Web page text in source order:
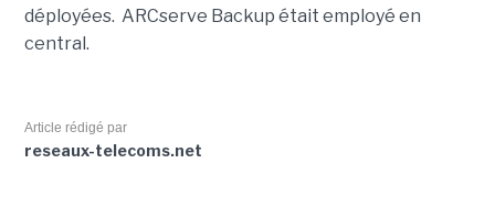
déployées. ARCserve Backup était employé en
central.
Article rédigé par
reseaux-telecoms.net